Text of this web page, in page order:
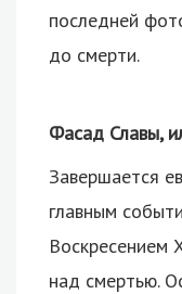
последней
до смерти.
Фасад Славы,
Завершается
главным
Воскресением
над смертью.